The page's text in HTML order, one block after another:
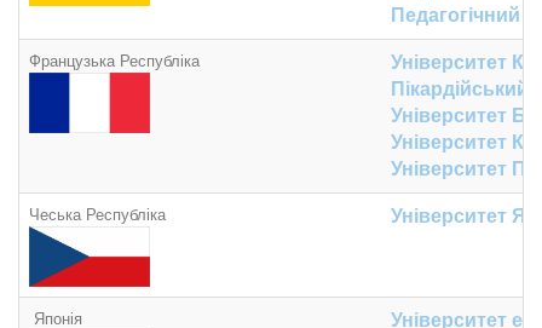
Педагогічний
Французька Республіка
Університет
Пікардійський
Університет
Університет
Університет
Чеська Республіка Університет
Японія
Університет